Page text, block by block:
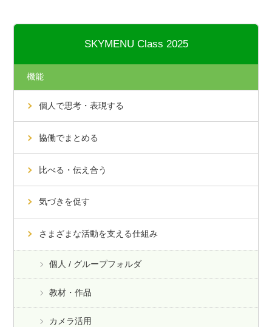
SKYMENU Class 2025
機能
個人で思考・表現する
協働でまとめる
比べる・伝え合う
気づきを促す
さまざまな活動を支える仕組み
個人 / グループフォルダ
教材・作品
カメラ活用